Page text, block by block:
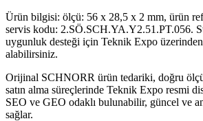
Ürün bilgisi: ölçü: 56 x 28,5 x 2 mm, ürün
servis kodu: 2.SÖ.SCH.YA.Y2.51.PT.056.
uygunluk desteği için Teknik Expo üzerinden
alabilirsiniz.
Orijinal SCHNORR ürün tedariki, doğru
satın alma süreçlerinde Teknik Expo resmi
SEO ve GEO odaklı bulunabilir, güncel ve
sağlar.